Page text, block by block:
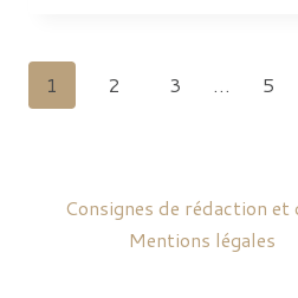
QUARANTE
ANNÉES
DE
RECHERCHE
Navigation
1 2 3 … 5
Consignes de rédaction et
Mentions légales